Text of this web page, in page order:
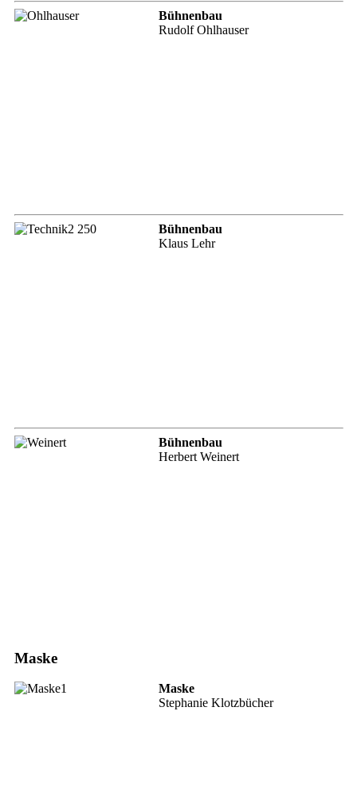
Bühnenbau
Rudolf Ohlhauser
Bühnenbau
Klaus Lehr
Bühnenbau
Herbert Weinert
Maske
Maske
Stephanie Klotzbücher